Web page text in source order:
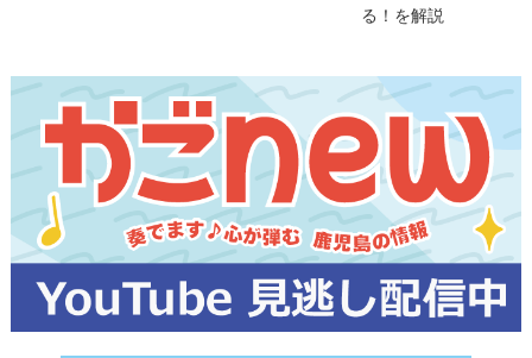
る！を解説